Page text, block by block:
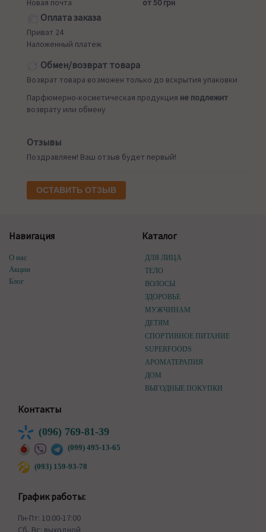
Новая почта от 50 грн
Оплата заказа
Приват 24
Наложенный платеж
Обмен/возврат товара
Возврат товара возможен только до вскрытия упаковки
Парфюмерно-косметическая продукция не подлежит
возврату или обмену
Отзывы
Поздравляем! Ваш отзыв будет первый!
ОСТАВИТЬ ОТЗЫВ
Навигация
О нас
Акции
Блог
Каталог
ДЛЯ ЛИЦА
ТЕЛО
ВОЛОСЫ
ЗДОРОВЬЕ
МУЖЧИНАМ
ДЕТЯМ
СПОРТИВНОЕ ПИТАНИЕ
SUPERFOODS
АРОМАТЕРАПИЯ
ДОМ
ВЫГОДНЫЕ ПОКУПКИ
Контакты
(096) 769-81-39
(099) 495-13-65
(093) 159-93-78
График работы:
Пн-Пт: 10:00-17:00
Сб, Вс: выходной